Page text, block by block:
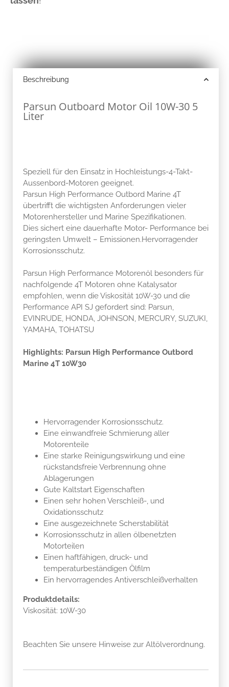
Beschreibung
Parsun Outboard Motor Oil 10W-30 5
Liter
Speziell für den Einsatz in Hochleistungs-4-Takt-
Aussenbord-Motoren geeignet.
Parsun High Performance Outbord Marine 4T
übertrifft die wichtigsten Anforderungen vieler
Motorenhersteller und Marine Spezifikationen.
Dies sichert eine dauerhafte Motor- Performance bei
geringsten Umwelt – Emissionen.Hervorragender
Korrosionsschutz.
Parsun High Performance Motorenöl besonders für
nachfolgende 4T Motoren ohne Katalysator
empfohlen, wenn die Viskosität 10W-30 und die
Performance API SJ gefordert sind: Parsun,
EVINRUDE, HONDA, JOHNSON, MERCURY, SUZUKI,
YAMAHA, TOHATSU
Highlights: Parsun High Performance Outbord
Marine 4T 10W30
Hervorragender Korrosionsschutz.
Eine einwandfreie Schmierung aller
Motorenteile
Eine starke Reinigungswirkung und eine
rückstandsfreie Verbrennung ohne
Ablagerungen
Gute Kaltstart Eigenschaften
Einen sehr hohen Verschleiß-, und
Oxidationsschutz
Eine ausgezeichnete Scherstabilität
Korrosionsschutz in allen ölbenetzten
Motorteilen
Einen haftfähigen, druck- und
temperaturbeständigen Ölfilm
Ein hervorragendes Antiverschleißverhalten
Produktdetails:
Viskosität: 10W-30
Beachten Sie unsere Hinweise zur Altölverordnung.